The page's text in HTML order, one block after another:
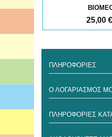
25,00 €
ΠΛΗΡΟΦΟΡΊΕΣ
Ο ΛΟΓΑΡΙΑΣΜΌΣ
ΠΛΗΡΟΦΟΡΊΕΣ